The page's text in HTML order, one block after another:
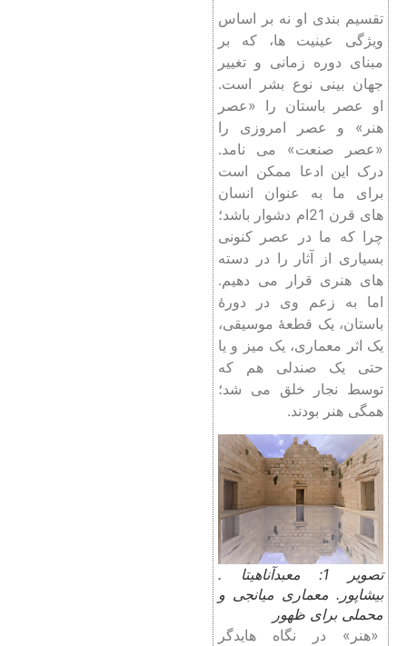
تقسیم‌ بندی او نه بر اساس
ویژگی عینیت ها، که بر
مبنای دوره زمانی و تغییر
جهان بینی نوع بشر است.
او عصر باستان را «عصر
هنر» و عصر امروزی را
«عصر صنعت» می‌ نامد.
درک این ادعا ممکن است
برای ما به عنوان انسان‌
های قرن 21ام دشوار باشد؛
چرا که ما در عصر کنونی
بسیاری از آثار را در دسته
های هنری قرار می دهیم.
اما به زعم وی در دورۀ
باستان، یک قطعۀ موسیقی،
یک اثر معماری، یک میز و یا
حتی یک صندلی هم که
توسط نجار خلق می شد؛
همگی هنر بودند.
تصویر 1: معبدآناهیتا .
بیشاپور. معماری میانجی و
محملی برای ظهور
«هنر» در نگاه هایدگر